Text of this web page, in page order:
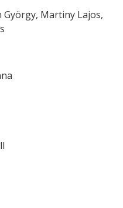
Martiny Lajos,